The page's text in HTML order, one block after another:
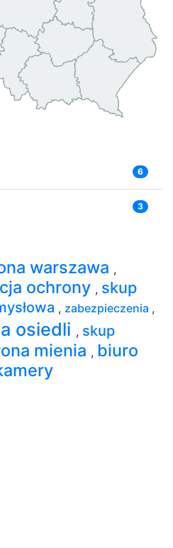
6
3
warszawa ,
ochrony , skup
, zabezpieczenia ,
osiedli , skup
mienia , biuro